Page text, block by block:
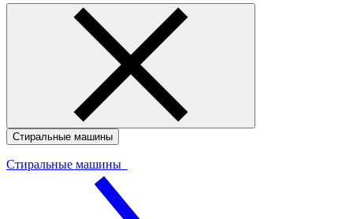
Стиральные машины
Стиральные машины